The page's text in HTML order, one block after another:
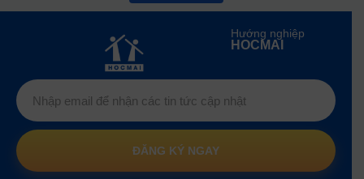
Hướng nghiệp
HOCMAI
ĐĂNG KÝ NGAY